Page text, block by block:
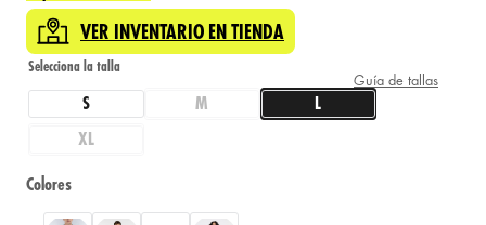
VER INVENTARIO EN TIENDA
Guía de tallas
S M L
XL
Colores